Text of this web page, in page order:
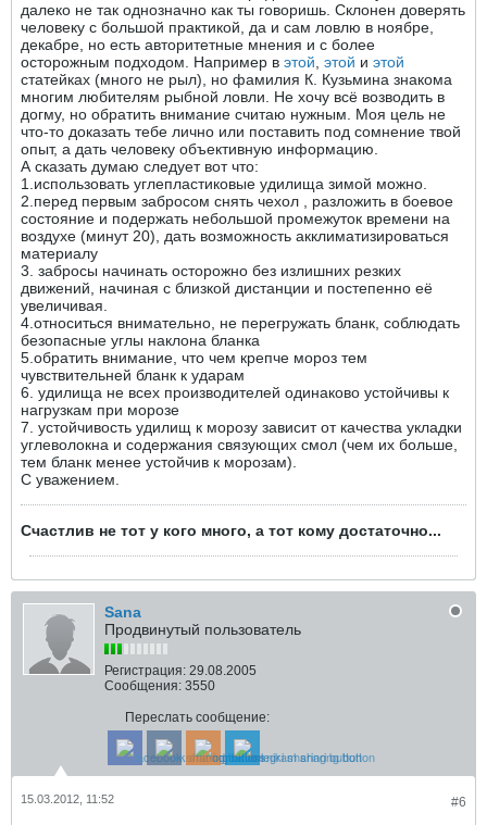
далеко не так однозначно как ты говоришь. Склонен доверять
человеку с большой практикой, да и сам ловлю в ноябре,
декабре, но есть авторитетные мнения и с более
осторожным подходом. Например в этой этой и этой
статейках (много не рыл), но фамилия К. Кузьмина знакома
многим любителям рыбной ловли. Не хочу всё возводить в
догму, но обратить внимание считаю нужным. Моя цель не
что-то доказать тебе лично или поставить под сомнение твой
опыт, а дать человеку объективную информацию.
А сказать думаю следует вот что:
1.использовать углепластиковые удилища зимой можно.
2.перед первым забросом снять чехол , разложить в боевое
состояние и подержать небольшой промежуток времени на
воздухе (минут 20), дать возможность акклиматизироваться
материалу
3. забросы начинать осторожно без излишних резких
движений, начиная с близкой дистанции и постепенно её
увеличивая.
4.относиться внимательно, не перегружать бланк, соблюдать
безопасные углы наклона бланка
5.обратить внимание, что чем крепче мороз тем
чувствительней бланк к ударам
6. удилища не всех производителей одинаково устойчивы к
нагрузкам при морозе
7. устойчивость удилищ к морозу зависит от качества укладки
углеволокна и содержания связующих смол (чем их больше,
тем бланк менее устойчив к морозам).
С уважением.
Счастлив не тот у кого много, а тот кому достаточно...
Sana
Продвинутый пользователь
Регистрация: 29.08.2005
Сообщения: 3550
Переслать сообщение:
#6
15.03.2012, 11:52